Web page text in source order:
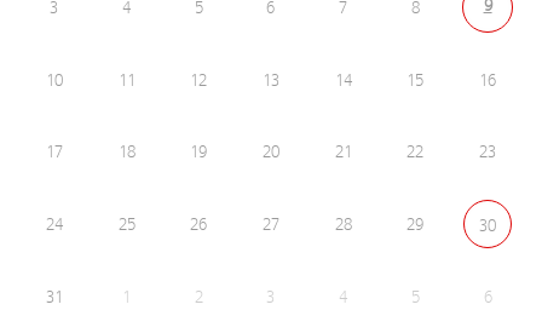
3 4 5 6 7 8 9
10 11 12 13 14 15 16
17 18 19 20 21 22 23
24 25 26 27 28 29 30
31 1 2 3 4 5 6